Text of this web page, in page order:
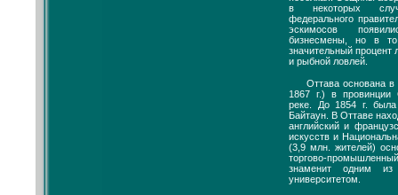
в некоторых
федерального
эскимосов
бизнесмены, но в
значительный
и рыбной ловлей.
Оттава основана в
1867 г.) в провинции
реке. До 1854 г. была
Байтаун. В Оттаве
английский и
искусств и
(3,9 млн. жителей)
торгово-
знаменит одним
университетом.